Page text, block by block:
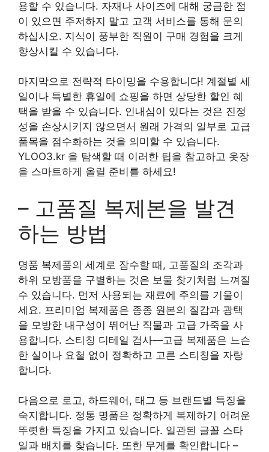
용할 수 있습니다. 자재나 사이즈에 대해 궁금한 점
이 있으면 주저하지 말고 고객 서비스를 통해 문의
하십시오. 지식이 풍부한 직원이 구매 경험을 크게
향상시킬 수 있습니다.
마지막으로 전략적 타이밍을 수용합니다! 계절별 세
일이나 특별한 휴일에 쇼핑을 하면 상당한 할인 혜
택을 받을 수 있습니다. 인내심이 있다는 것은 진정
성을 손상시키지 않으면서 원래 가격의 일부로 고급
품목을 점수화하는 것을 의미할 수 있습니다.
YLOO3.kr 을 탐색할 때 이러한 팁을 참고하고 옷장
을 스마트하게 올릴 준비를 하세요!
– 고품질 복제본을 발견
하는 방법
명품 복제품의 세계로 잠수할 때, 고품질의 조각과
하위 모방품을 구별하는 것은 보물 찾기처럼 느껴질
수 있습니다. 먼저 사용되는 재료에 주의를 기울이
세요. 프리미엄 복제품은 종종 원본의 질감과 광택
을 모방한 내구성이 뛰어난 직물과 고급 가죽을 사
용합니다. 스티칭 디테일 검사—고급 복제품은 느슨
한 실이나 요철 없이 정확하고 고른 스티칭을 자랑
합니다.
다음으로 로고, 하드웨어, 태그 등 브랜드별 특징을
숙지합니다. 정통 명품은 정확하게 복제하기 어려운
뚜렷한 특징을 가지고 있습니다. 일관된 글꼴 스타
일과 배치를 찾습니다. 또한 무게를 확인합니다 –